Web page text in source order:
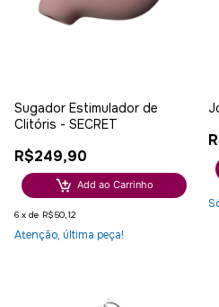
Sugador Estimulador de
Clitóris - SECRET
R$249,90
Add ao Carrinho
6 x de R$50,12
Atenção, última peça!